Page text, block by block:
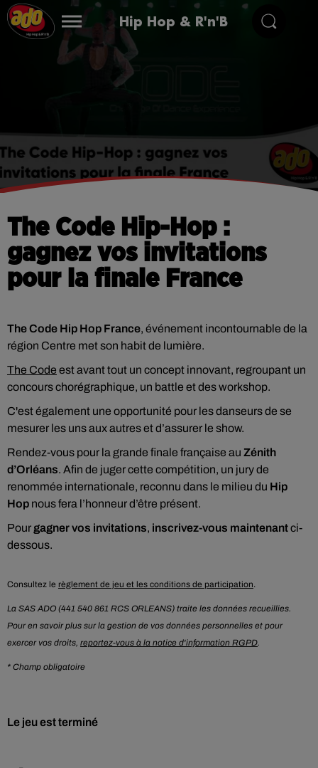
Hip Hop & R'n'B
The Code Hip-Hop :
gagnez vos invitations
pour la finale France
The Code Hip Hop France, événement incontournable de la
région Centre met son habit de lumière.
The Code est avant tout un concept innovant, regroupant un
concours chorégraphique, un battle et des workshop.
C'est également une opportunité pour les danseurs de se
mesurer les uns aux autres et d’assurer le show.
Rendez-vous pour la grande finale française au Zénith
d’Orléans. Afin de juger cette compétition, un jury de
renommée internationale, reconnu dans le milieu du Hip
Hop nous fera l’honneur d’être présent.
Pour gagner vos invitations, inscrivez-vous maintenantci-
dessous.
Consultez le règlement de jeu et les conditions de participation.
La SAS ADO (441 540 861 RCS ORLEANS) traite les données recueillies.
Pour en savoir plus sur la gestion de vos données personnelles et pour
exercer vos droits, reportez-vous à la notice d'information RGPD.
* Champ obligatoire
Le jeu est terminé